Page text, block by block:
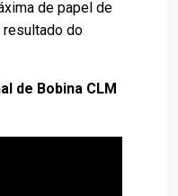
de papel de
resultado do
de Bobina CLM